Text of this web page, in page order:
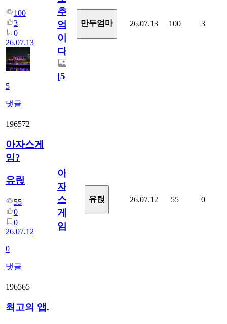
100
3
0
26.07.13
5
댓글
추
억
이
다.
[5]
만두엄마 26.07.13 100 3
196572
아자스게
임?
유릱
55
0
0
26.07.12
0
댓글
아
자
스
게
임?
유릱 26.07.12 55 0
196565
최고의 앱.